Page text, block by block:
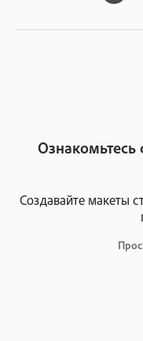
Ознакомьтесь
Создавайте макеты